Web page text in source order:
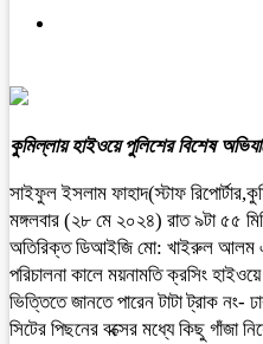
কুমিল্লায় হাইওয়ে পুলিশের বিশেষ
সাইফুল ইসলাম ফাহাদ(স্টাফ
মঙ্গলবার (২৮ মে ২০২৪) রাত ৯টা ৫৫
অতিরিক্ত ডিআইজি মো: খাইরুল আলম এর
পরিচালনা কালে ময়নামতি ক্রসিং
ভিত্তিতে জানতে পারেন টাটা ট্রাক
সিটের পিছনের বক্সের মধ্যে কিছু গাঁজা